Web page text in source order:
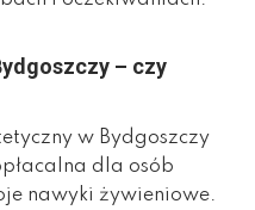
– czy
w Bydgoszczy
dla osób
nawyki żywieniowe.